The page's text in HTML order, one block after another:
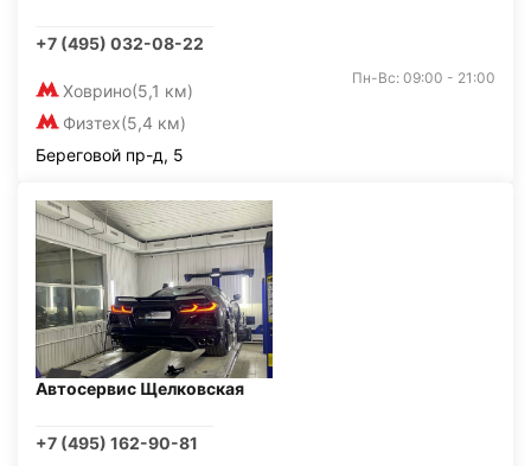
+7 (495) 032-08-22
Ховрино(5,1 км)
Физтех(5,4 км)
Пн-Вс: 09:00 - 21:00
Береговой пр-д, 5
Автосервис Щелковская
+7 (495) 162-90-81